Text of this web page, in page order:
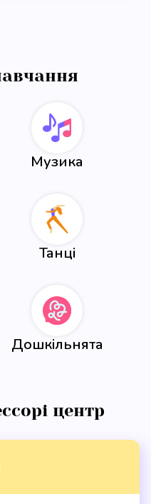
Музика
Танці
Дошкільнята
центр